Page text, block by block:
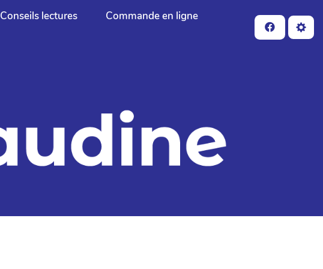
Conseils lectures
Commande en ligne